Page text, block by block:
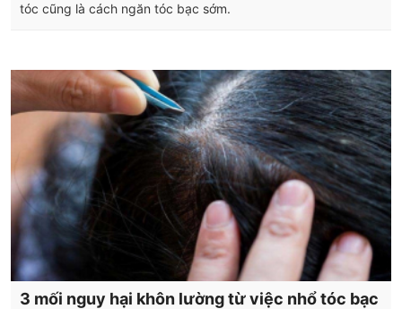
tóc cũng là cách ngăn tóc bạc sớm.
3 mối nguy hại khôn lường từ việc nhổ tóc bạc